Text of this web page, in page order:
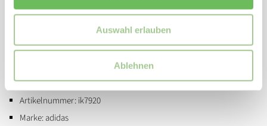
Auswahl erlauben
Ablehnen
TECHFIT bündelt deine Muskelkraft
4-Wege-Stretch-Material
Eigenschaften / Spezifikation:elastisch, schnelltrocknend
Artikelnummer:ik7920
Marke:adidas